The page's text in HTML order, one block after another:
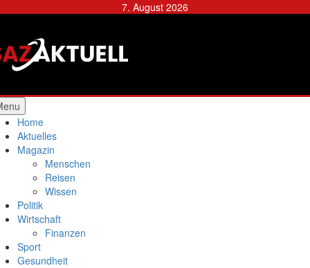
7. August 2026
Allgemeine
Home
Aktuelles
Magazin
Menschen
Reisen
Wissen
Politik
Wirtschaft
Finanzen
Sport
Gesundheit